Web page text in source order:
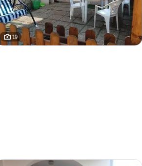
19